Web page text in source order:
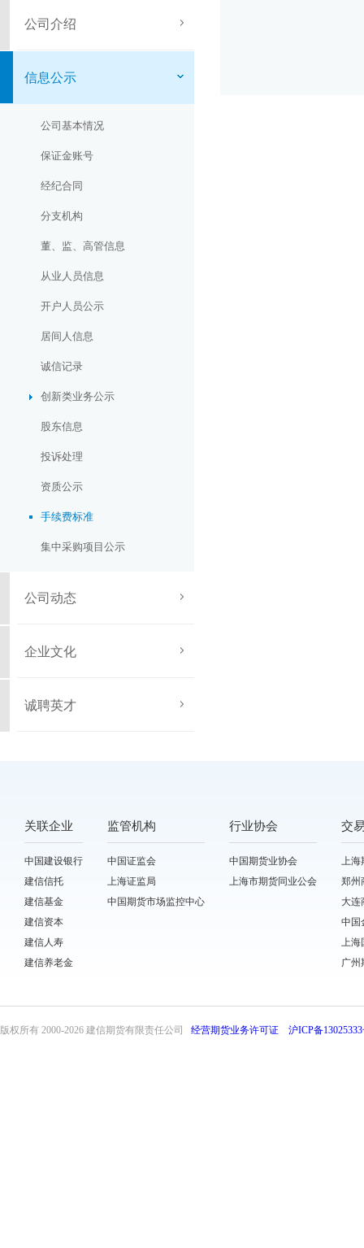
公司介绍
信息公示
公司基本情况
保证金账号
经纪合同
分支机构
董、监、高管信息
从业人员信息
开户人员公示
居间人信息
诚信记录
创新类业务公示
股东信息
投诉处理
资质公示
手续费标准
集中采购项目公示
公司动态
企业文化
诚聘英才
关联企业
中国建设银行
建信信托
建信基金
建信资本
建信人寿
建信养老金
监管机构
中国证监会
上海证监局
中国期货市场监控中心
行业协会
中国期货业协会
上海市期货同业公会
交
上海
郑州
大连
中国
上海
广州
版权所有 2000-2026 建信期货有限责任公司 经营期货业务许可证 沪ICP备